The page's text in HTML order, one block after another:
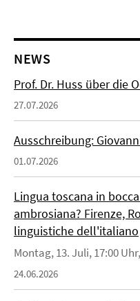
NEWS
Prof. Dr. Huss über die
27.07.2026
Ausschreibung:
01.07.2026
Lingua toscana in
ambrosiana? Firenze,
linguistiche dell'italiano
Montag, 13. Juli, 17:00
24.06.2026